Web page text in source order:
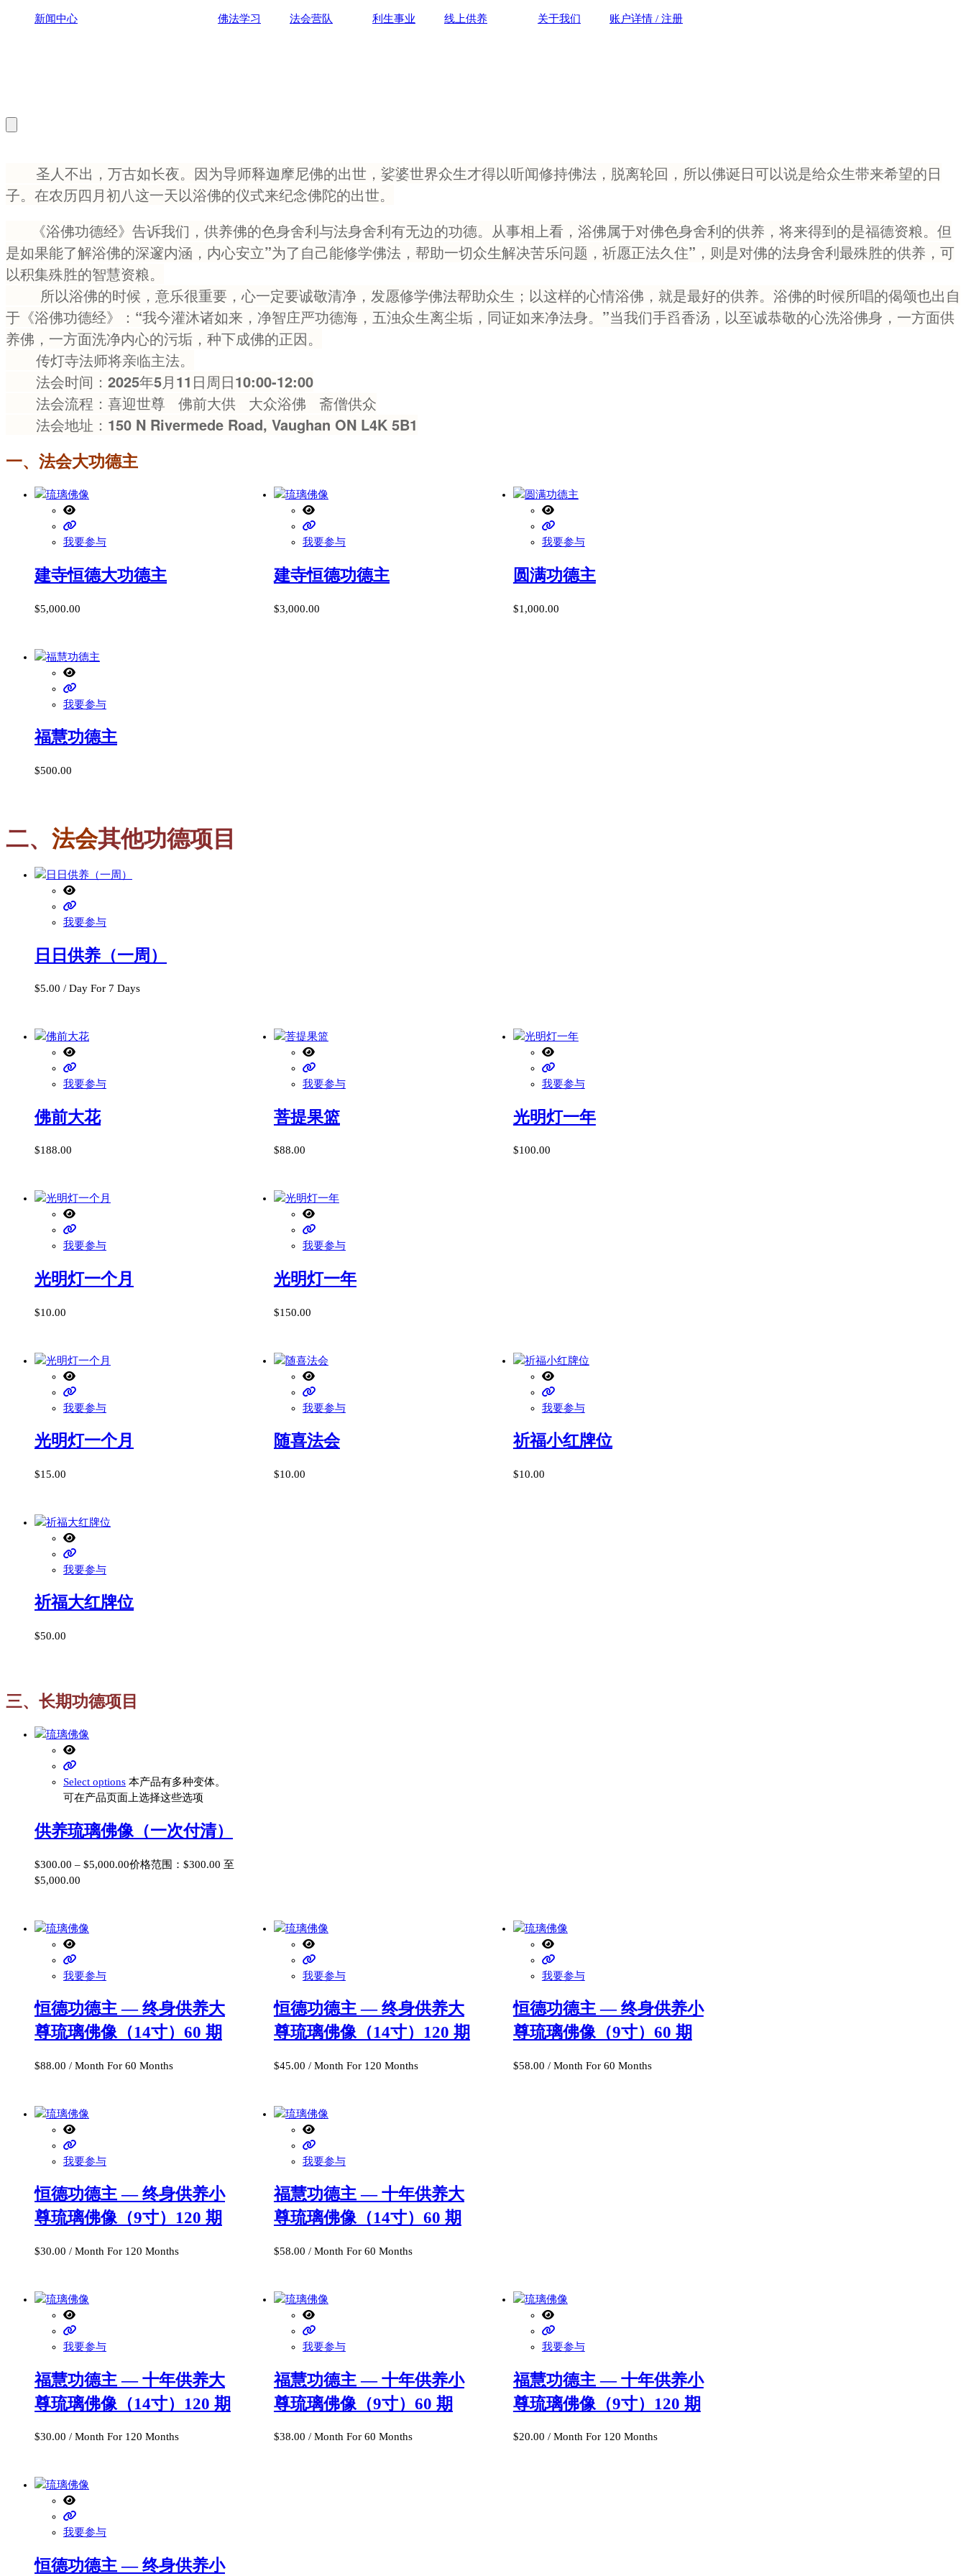
新闻中心 佛法学习 法会营队 利生事业 线上供养 关于我们 账户详情 / 注册
圣人不出，万古如长夜。因为导师释迦摩尼佛的出世，娑婆世界众生才得以听闻修持佛法，脱离轮回，所以佛诞日可以说是给众生带来希望的日
子。在农历四月初八这一天以浴佛的仪式来纪念佛陀的出世。
《浴佛功德经》告诉我们，供养佛的色身舍利与法身舍利有无边的功德。从事相上看，浴佛属于对佛色身舍利的供养，将来得到的是福德资粮。但
是如果能了解浴佛的深邃内涵，内心安立”为了自己能修学佛法，帮助一切众生解决苦乐问题，祈愿正法久住”，则是对佛的法身舍利最殊胜的供养，可
以积集殊胜的智慧资粮。
所以浴佛的时候，意乐很重要，心一定要诚敬清净，发愿修学佛法帮助众生；以这样的心情浴佛，就是最好的供养。浴佛的时候所唱的偈颂也出自
于《浴佛功德经》：“我今灌沐诸如来，净智庄严功德海，五浊众生离尘垢，同证如来净法身。”当我们手舀香汤，以至诚恭敬的心洗浴佛身，一方面供
养佛，一方面洗净内心的污垢，种下成佛的正因。
传灯寺法师将亲临主法。
法会时间：2025年5月11日周日10:00-12:00
法会流程：喜迎世尊 佛前大供 大众浴佛 斋僧供众
法会地址：150 N Rivermede Road, Vaughan ON L4K 5B1
一、法会大功德主
我要参与
建寺恒德大功德主
$5,000.00
我要参与
建寺恒德功德主
$3,000.00
我要参与
圆满功德主
$1,000.00
我要参与
福慧功德主
$500.00
二、 法会其他功德项目
我要参与
日日供养（一周）
$5.00 / Day For 7 Days
我要参与
佛前大花
$188.00
我要参与
菩提果篮
$88.00
我要参与
光明灯一年
$100.00
我要参与
光明灯一个月
$10.00
我要参与
光明灯一年
$150.00
我要参与
光明灯一个月
$15.00
我要参与
随喜法会
$10.00
我要参与
祈福小红牌位
$10.00
我要参与
祈福大红牌位
$50.00
三、长期功德项目
Select options 本产品有多种变体。
可在产品页面上选择这些选项
供养琉璃佛像（一次付清）
$300.00 – $5,000.00价格范围：$300.00 至
$5,000.00
我要参与
恒德功德主 — 终身供养大
尊琉璃佛像（14寸）60 期
$88.00 / Month For 60 Months
我要参与
恒德功德主 — 终身供养大
尊琉璃佛像（14寸）120 期
$45.00 / Month For 120 Months
我要参与
恒德功德主 — 终身供养小
尊琉璃佛像（9寸）60 期
$58.00 / Month For 60 Months
我要参与
恒德功德主 — 终身供养小
尊琉璃佛像（9寸）120 期
$30.00 / Month For 120 Months
我要参与
福慧功德主 — 十年供养大
尊琉璃佛像（14寸）60 期
$58.00 / Month For 60 Months
我要参与
福慧功德主 — 十年供养大
尊琉璃佛像（14寸）120 期
$30.00 / Month For 120 Months
我要参与
福慧功德主 — 十年供养小
尊琉璃佛像（9寸）60 期
$38.00 / Month For 60 Months
我要参与
福慧功德主 — 十年供养小
尊琉璃佛像（9寸）120 期
$20.00 / Month For 120 Months
我要参与
恒德功德主 — 终身供养小